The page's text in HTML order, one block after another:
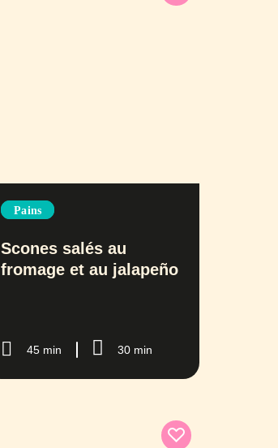
Pains
Scones salés au
fromage et au jalapeño
45 min 30 min